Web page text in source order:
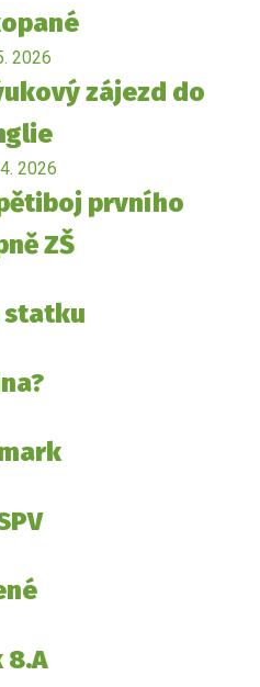
2026
zájezd do
2026
prvního
ZŠ
statku
8.A